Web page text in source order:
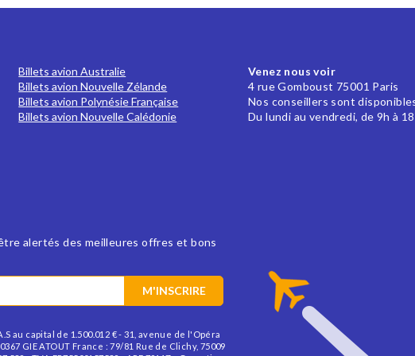
Billets avion Australie
Billets avion Nouvelle Zélande
Billets avion Polynésie Française
Billets avion Nouvelle Calédonie
Venez nous voir
4 rue Gomboust 75001 Paris
Nos conseillers sont
Du lundi au vendredi, de 9h à
alertés des meilleures offres et bons
M'INSCRIRE
au capital de 1.500.012 € - 31, avenue de l'Opéra
GIE ATOUT France : 79/81 Rue de Clichy, 75009